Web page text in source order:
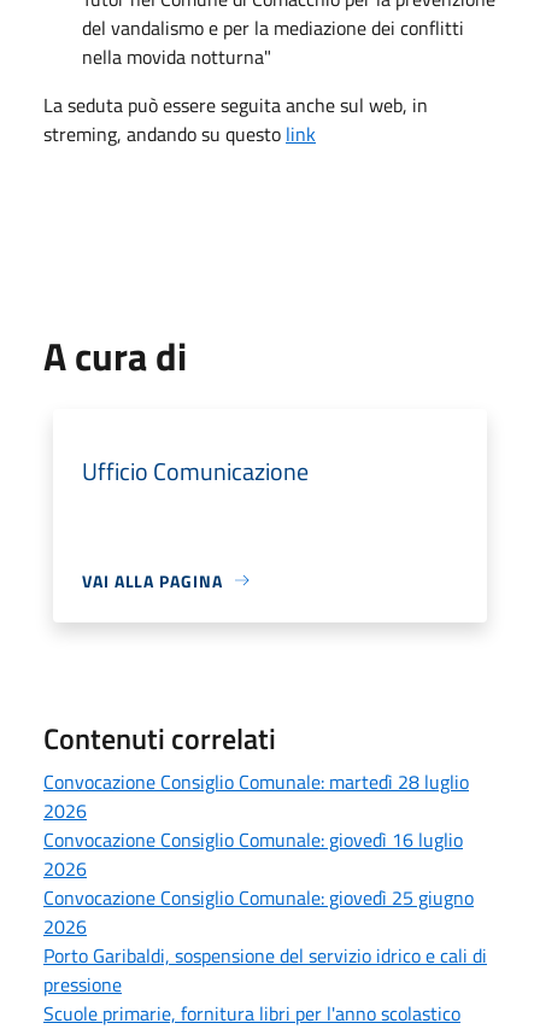
del vandalismo e per la mediazione dei conflitti
nella movida notturna"
La seduta può essere seguita anche sul web, in
streming, andando su questo link
A cura di
Ufficio Comunicazione
VAI ALLA PAGINA
Contenuti correlati
Convocazione Consiglio Comunale: martedì 28 luglio
2026
Convocazione Consiglio Comunale: giovedì 16 luglio
2026
Convocazione Consiglio Comunale: giovedì 25 giugno
2026
Porto Garibaldi, sospensione del servizio idrico e cali di
pressione
Scuole primarie, fornitura libri per l'anno scolastico